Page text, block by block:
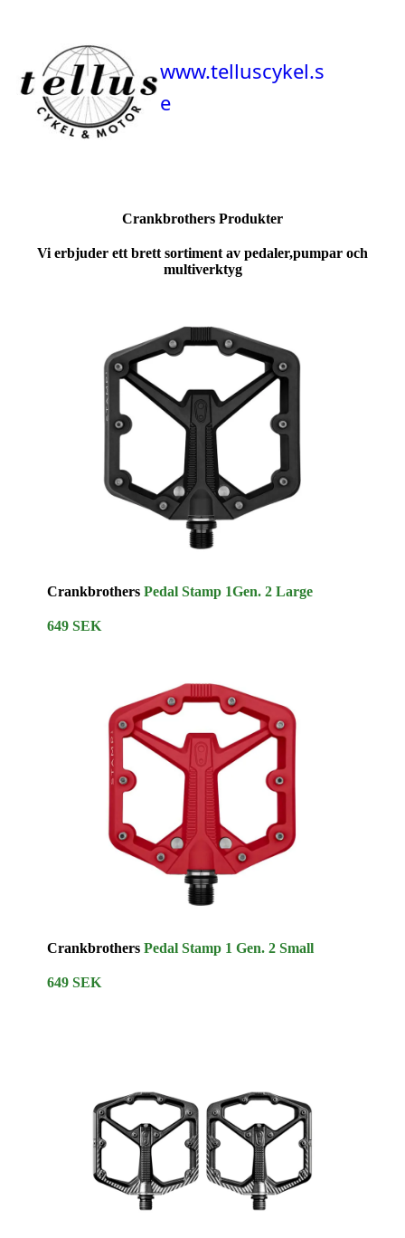
www.telluscykel.s
e
Crankbrothers Produkter
Vi erbjuder ett brett sortiment av pedaler,pumpar och
multiverktyg
CrankbrothersPedal Stamp 1Gen. 2 Large
649 SEK
CrankbrothersPedal Stamp 1 Gen. 2 Small
649 SEK